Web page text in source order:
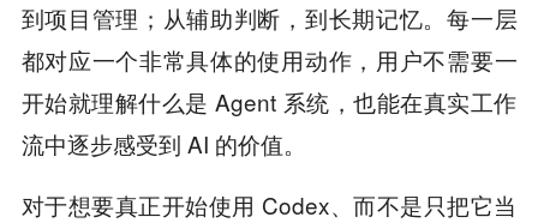
到项目管理；从辅助判断，到长期记忆。每一层
都对应一个非常具体的使用动作，用户不需要一
开始就理解什么是 Agent 系统，也能在真实工作
流中逐步感受到 AI 的价值。
对于想要真正开始使用 Codex、而不是只把它当